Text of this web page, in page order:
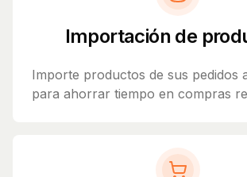
Importación de
Importe productos de sus pedidos
para ahorrar tiempo en compras